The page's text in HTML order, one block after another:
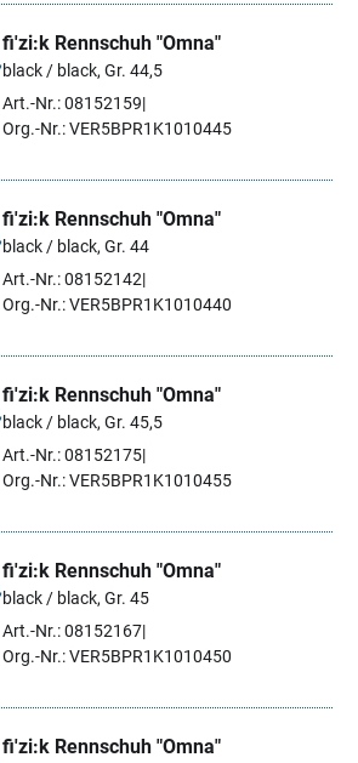
fi'zi:k Rennschuh "Omna"
black / black, Gr. 44,5
Art.-Nr.: 08152159
Org.-Nr.: VER5BPR1K1010445
fi'zi:k Rennschuh "Omna"
black / black, Gr. 44
Art.-Nr.: 08152142
Org.-Nr.: VER5BPR1K1010440
fi'zi:k Rennschuh "Omna"
black / black, Gr. 45,5
Art.-Nr.: 08152175
Org.-Nr.: VER5BPR1K1010455
fi'zi:k Rennschuh "Omna"
black / black, Gr. 45
Art.-Nr.: 08152167
Org.-Nr.: VER5BPR1K1010450
fi'zi:k Rennschuh "Omna"